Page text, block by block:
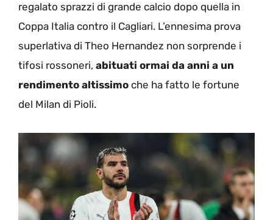
regalato sprazzi di grande calcio dopo quella in
Coppa Italia contro il Cagliari. L’ennesima prova
superlativa di Theo Hernandez non sorprende i
tifosi rossoneri, abituati ormai da anni a un
rendimento altissimo che ha fatto le fortune
del Milan di Pioli.